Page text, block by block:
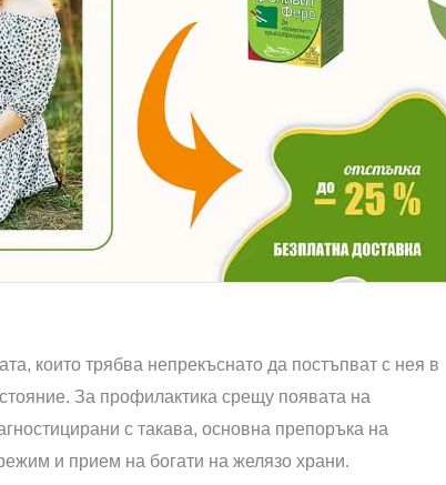
които трябва непрекъснато да постъпват с нея в
За профилактика срещу появата на
с такава, основна препоръка на
и прием на богати на желязо храни.